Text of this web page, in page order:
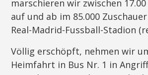
marschieren wir zwischen
auf und ab im 85.000
Real-Madrid-Fussball-Stadion
Völlig erschöpft, nehmen wir
Heimfahrt in Bus Nr. 1 in